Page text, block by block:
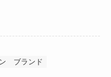
ブランド